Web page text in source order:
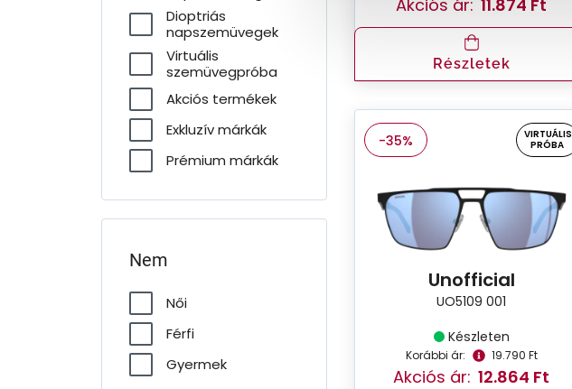
Dioptriás
napszemüvegek
Virtuális
szemüvegpróba
Akciós termékek
Exkluzív márkák
Prémium márkák
Nem
Női
Férfi
Gyermek
Akciós ár: 11.874 Ft
Részletek
-35%
VIRTUÁLIS
PRÓBA
Unofficial
UO5109 001
Készleten
Korábbi ár: 19.790 Ft
Akciós ár: 12.864 Ft